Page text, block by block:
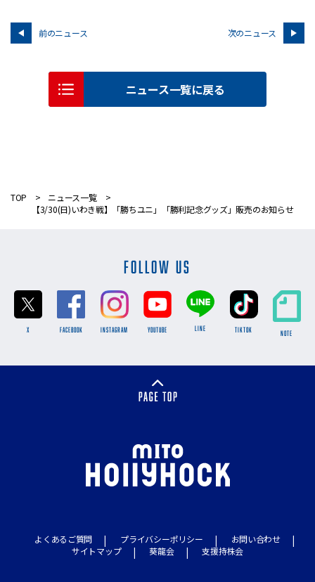
前のニュース 次のニュース
ニュース一覧に戻る
TOP
ニュース一覧
【3/30(日)いわき戦】「勝ちユニ」「勝利記念グッズ」販売のお知らせ
FOLLOW US
X FACEBOOK INSTAGRAM YOUTUBE LINE TikTok NOTE
よくあるご質問 プライバシーポリシー
お問い合わせ
サイトマップ
葵龍会 支援持株会